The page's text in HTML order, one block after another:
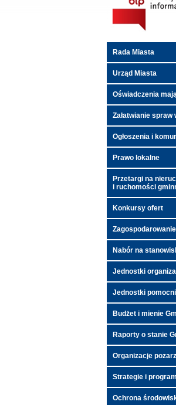
Rada Miasta
Urząd Miasta
Oświadczenia
Załatwianie spraw
Ogłoszenia i
Prawo lokalne
Przetargi na
i ruchomości
Konkursy ofert
Nabór na
Jednostki
Jednostki
Budżet i mienie
Raporty o stanie
Organizacje
Strategie i
Ochrona